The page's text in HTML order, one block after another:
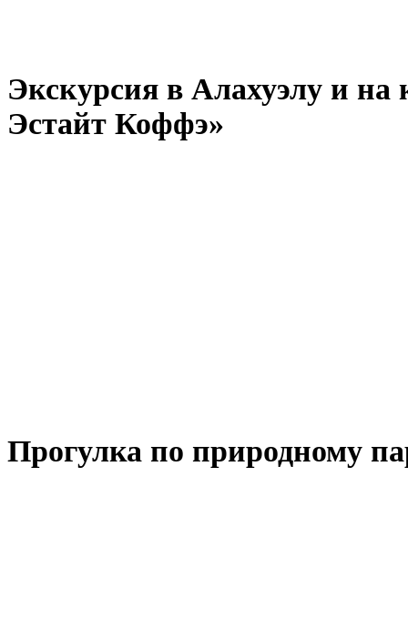
Экскурсия в Алахуэлу и
Эстайт Коффэ»
Прогулка по природному